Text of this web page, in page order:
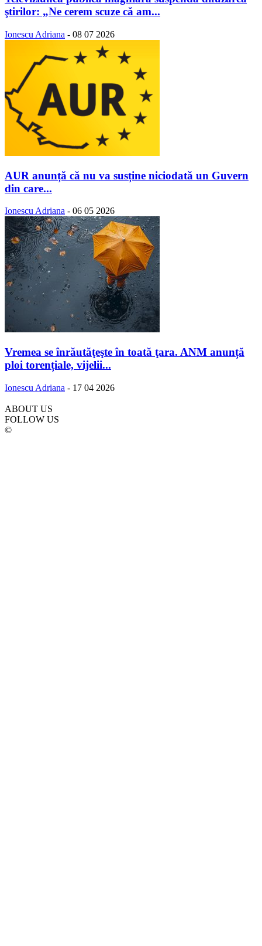
ştirilor: „Ne cerem scuze că am...
Ionescu Adriana - 08 07 2026
AUR anunță că nu va susține niciodată un Guvern
din care...
Ionescu Adriana - 06 05 2026
Vremea se înrăutăţeşte în toată ţara. ANM anunță
ploi torențiale, vijelii...
Ionescu Adriana - 17 04 2026
ABOUT US
FOLLOW US
©